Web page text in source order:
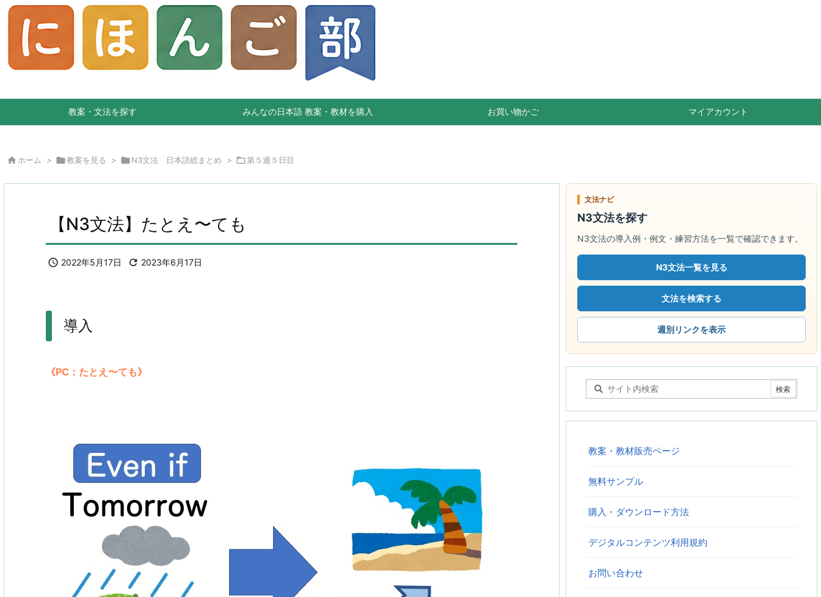
教案・文法を探す みんなの日本語 教案・教材を購入 お買い物かご マイアカウント
 ホーム > 教案を見る > N3文法 日本語総まとめ > 第５週５日目
【N3文法】たとえ〜ても
 2022年5月17日  2023年6月17日
導入
《PC：たとえ〜ても》
文法ナビ
N3文法を探す
N3文法の導入例・例文・練習方法を一覧で確認できます。
N3文法一覧を見る
文法を検索する
週別リンクを表示
教案・教材販売ページ
無料サンプル
購入・ダウンロード方法
デジタルコンテンツ利用規約
お問い合わせ